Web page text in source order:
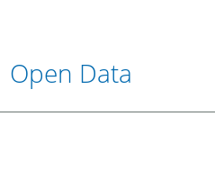
Open Data